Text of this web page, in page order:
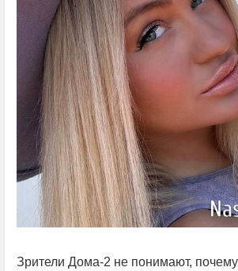
Зрители Дома-2 не понимают,